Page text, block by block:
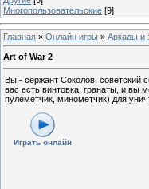
Многопользовательские [9]
Главная » Онлайн игры » Аркады и
Art of War 2
Вы - сержант Соколов, советский
вас есть винтовка, гранаты, и вы
пулеметчик, минометчик) для
Играть онлайн